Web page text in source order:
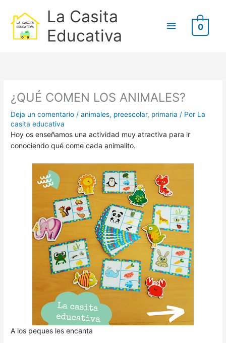
contenido
La Casita
Educativa
principal
0
¿QUÉ COMEN LOS ANIMALES?
Deja un comentario /animales, preescolar, primaria / Por La
casita educativa
Hoy os enseñamos una actividad muy atractiva para ir
conociendo qué come cada animalito.
A los peques les encanta
u
o
r
: